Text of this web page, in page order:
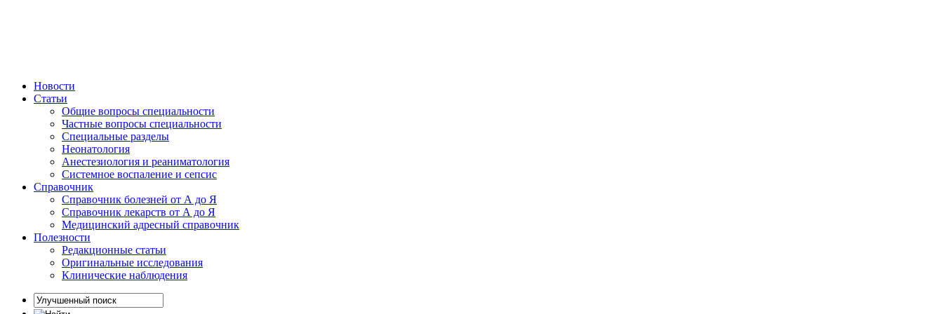
Новости
Статьи
Общие вопросы специальности
Частные вопросы специальности
Специальные разделы
Неонатология
Анестезиология и реаниматология
Системное воспаление и сепсис
Справочник
Справочник болезней от А до Я
Справочник лекарств от А до Я
Медицинский адресный справочник
Полезности
Редакционные статьи
Оригинальные исследования
Клинические наблюдения